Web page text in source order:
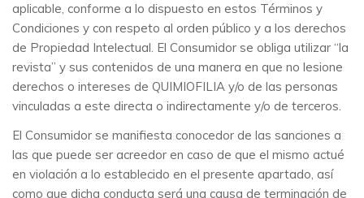
aplicable, conforme a lo dispuesto en estos Términos y
Condiciones y con respeto al orden público y a los derechos
de Propiedad Intelectual. El Consumidor se obliga utilizar “la
revista” y sus contenidos de una manera en que no lesione
derechos o intereses de QUIMIOFILIA y/o de las personas
vinculadas a este directa o indirectamente y/o de terceros.
El Consumidor se manifiesta conocedor de las sanciones a
las que puede ser acreedor en caso de que el mismo actué
en violación a lo establecido en el presente apartado, así
como que dicha conducta será una causa de terminación de